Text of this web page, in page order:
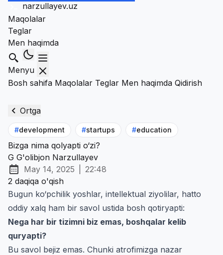
narzullayev.uz
Maqolalar
Teglar
Men haqimda
Qidirish
Menyu
Bosh sahifa Maqolalar Teglar Men haqimda Qidirish
Ortga
#development #startups #education
Bizga nima qolyapti o‘zi?
G G'olibjon Narzullayev
Chop etilgan:
May 14, 2025
at
22:48
2 daqiqa o'qish
Bugun ko‘pchilik yoshlar, intellektual ziyolilar, hatto
oddiy xalq ham bir savol ustida bosh qotiryapti:
Nega har bir tizimni biz emas, boshqalar kelib
quryapti?
Bu savol bejiz emas. Chunki atrofimizga nazar